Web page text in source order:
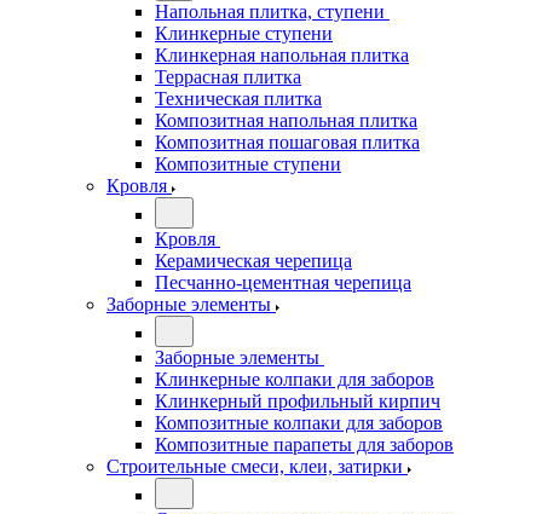
Напольная плитка, ступени
Клинкерные ступени
Клинкерная напольная плитка
Террасная плитка
Техническая плитка
Композитная напольная плитка
Композитная пошаговая плитка
Композитные ступени
Кровля
Кровля
Керамическая черепица
Песчанно-цементная черепица
Заборные элементы
Заборные элементы
Клинкерные колпаки для заборов
Клинкерный профильный кирпич
Композитные колпаки для заборов
Композитные парапеты для заборов
Строительные смеси, клеи, затирки